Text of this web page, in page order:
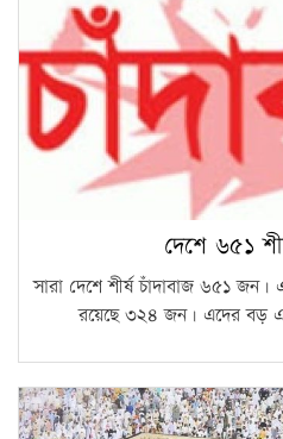
দেশে ৬৫১
সারা দেশে শীর্ষ চাঁদাবাজ ৬৫১
রয়েছে ৩২৪ জন। এদের বড়